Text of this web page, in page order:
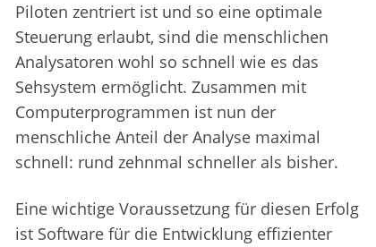
Piloten zentriert ist und so eine optimale
Steuerung erlaubt, sind die menschlichen
Analysatoren wohl so schnell wie es das
Sehsystem ermöglicht. Zusammen mit
Computerprogrammen ist nun der
menschliche Anteil der Analyse maximal
schnell: rund zehnmal schneller als bisher.
Eine wichtige Voraussetzung für diesen Erfolg
ist Software für die Entwicklung effizienter